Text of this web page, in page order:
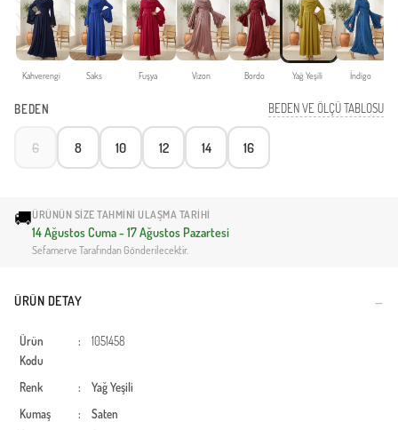
Kahverengi Saks Fuşya Vizon Bordo Yağ Yeşili İndigo
BEDEN BEDEN VE ÖLÇÜ TABLOSU
6 8 10 12 14 16
🚚ÜRÜNÜN SIZE TAHMINI ULAŞMA TARIHI
14 Ağustos Cuma - 17 Ağustos Pazartesi
Sefamerve Tarafından Gönderilecektir.
ÜRÜN DETAY
Ürün
Kodu
: 1051458
Renk :
Yağ Yeşili
Kumaş
:
Saten